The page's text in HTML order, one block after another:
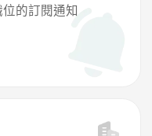
的訂閱通知